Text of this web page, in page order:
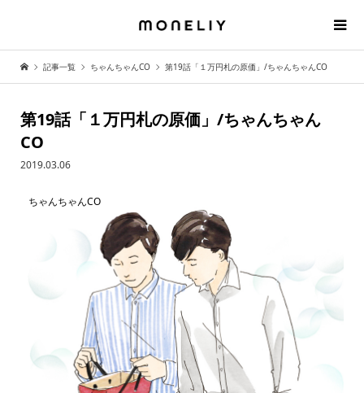
記事一覧 ちゃんちゃんCO 第19話「１万円札の原価」/ちゃんちゃんCO
第19話「１万円札の原価」/ちゃんちゃん
CO
2019.03.06
ちゃんちゃんCO